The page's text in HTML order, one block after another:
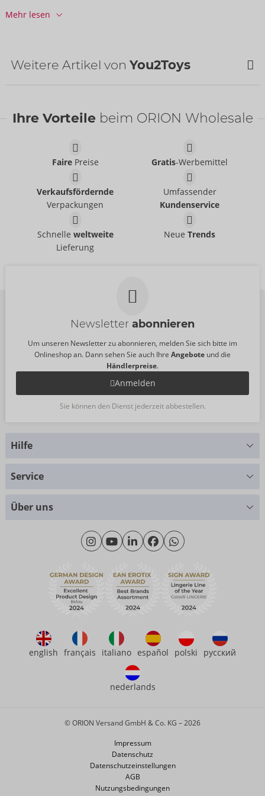
Barcode:
Verfügbarkeit
Mehr lesen
Weitere Artikel von You2Toys
Cock & Ball Stretching
- ORION Brand
Six in a Row 2.0
You2Toys- ORION Brand
Ihre Vorteile beim ORION Wholesale
FairePreise Gratis-Werbemittel
Verkaufsfördernde
Verpackungen
Umfassender
Kundenservice
Schnelle weltweite
Lieferung
NeueTrends
Newsletter abonnieren
Um unseren Newsletter zu abonnieren, melden Sie sich bitte im
Onlineshop an. Dann sehen Sie auch Ihre Angebote und die
Händlerpreise.
Anmelden
Sie können den Dienst jederzeit abbestellen.
Hilfe
Montag - Donnerstag: 09:00 - 16:00 Uhr
Freitag: 09:00 - 15:00 Uhr
Kontakt
Häufige Fragen
Service
Über uns
Wir über uns
Nachhaltigkeit
eroFame
english français italiano español polski русский
nederlands
Impressum
Datenschutz
Datenschutzeinstellungen
AGB
Nutzungsbedingungen
© ORION Versand GmbH & Co. KG – 2026